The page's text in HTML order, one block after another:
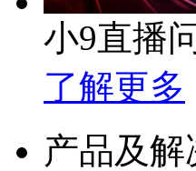
小9直播
了解更多
产品及解